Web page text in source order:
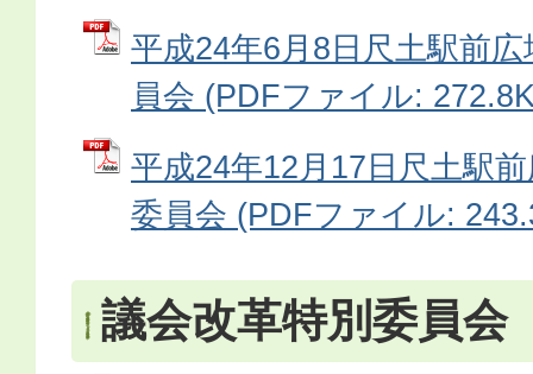
平成24年6月8日尺土駅前
員会 (PDFファイル:
平成24年12月17日尺土駅
委員会 (PDFファイル:
議会改革特別委員会